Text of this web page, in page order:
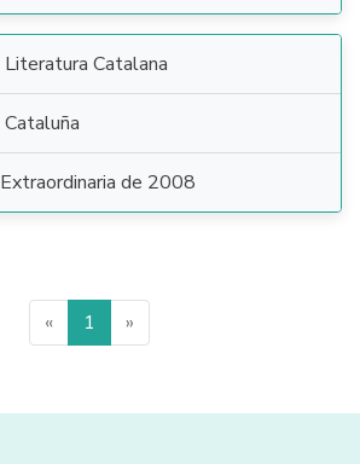
Literatura Catalana
Cataluña
Extraordinaria de 2008
« 1 »